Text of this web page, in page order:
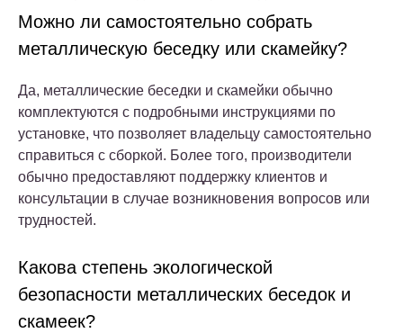
Можно ли самостоятельно собрать
металлическую беседку или скамейку?
Да, металлические беседки и скамейки обычно
комплектуются с подробными инструкциями по
установке, что позволяет владельцу самостоятельно
справиться с сборкой. Более того, производители
обычно предоставляют поддержку клиентов и
консультации в случае возникновения вопросов или
трудностей.
Какова степень экологической
безопасности металлических беседок и
скамеек?